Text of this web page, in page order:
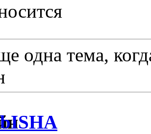
одна тема,